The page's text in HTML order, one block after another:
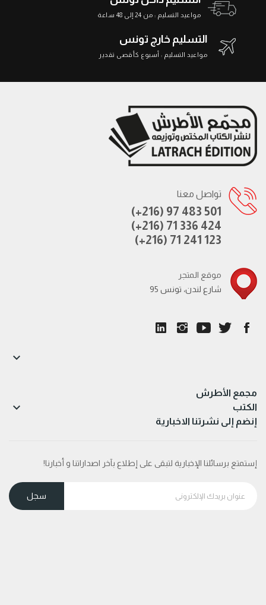
مواعيد التسليم : من 24 إلى 48 ساعة
التسليم خارج تونس
مواعيد التسليم : أسبوع كأقصى تقدير
تواصل معنا
(+216) 97 483 501
(+216) 71 336 424
(+216) 71 241 123
موقع المتجر
95 شارع لندن، تونس
مجمع الأطرش

الكتب 
إنضم إلى نشرتنا الاخبارية
إستمتع برسائلنا الإخبارية لتبقى على إطلاع بآخر اصداراتنا و أخبارنا!